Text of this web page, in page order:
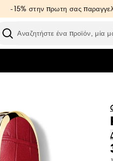
-15% στην πρωτη σας
Ερευνήστε